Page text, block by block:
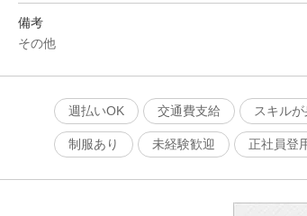
備考
その他
週払いOK
交通費支給 スキルが
制服あり 未経験歓迎 正社員登